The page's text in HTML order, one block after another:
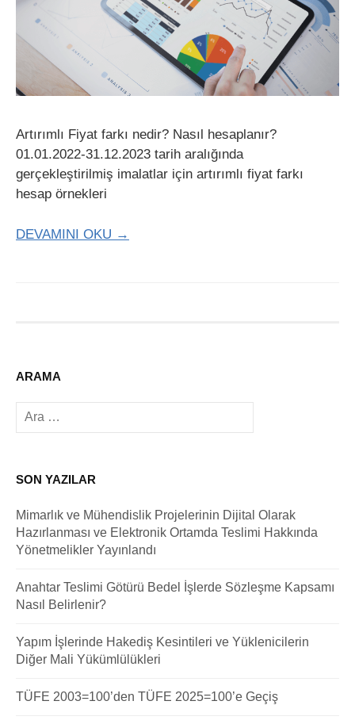
Artırımlı Fiyat farkı nedir? Nasıl hesaplanır?
01.01.2022-31.12.2023 tarih aralığında
gerçekleştirilmiş imalatlar için artırımlı fiyat farkı
hesap örnekleri
DEVAMINI OKU →
ARAMA
Arama:
SON YAZILAR
Mimarlık ve Mühendislik Projelerinin Dijital Olarak
Hazırlanması ve Elektronik Ortamda Teslimi Hakkında
Yönetmelikler Yayınlandı
Anahtar Teslimi Götürü Bedel İşlerde Sözleşme Kapsamı
Nasıl Belirlenir?
Yapım İşlerinde Hakediş Kesintileri ve Yüklenicilerin
Diğer Mali Yükümlülükleri
TÜFE 2003=100’den TÜFE 2025=100’e Geçiş